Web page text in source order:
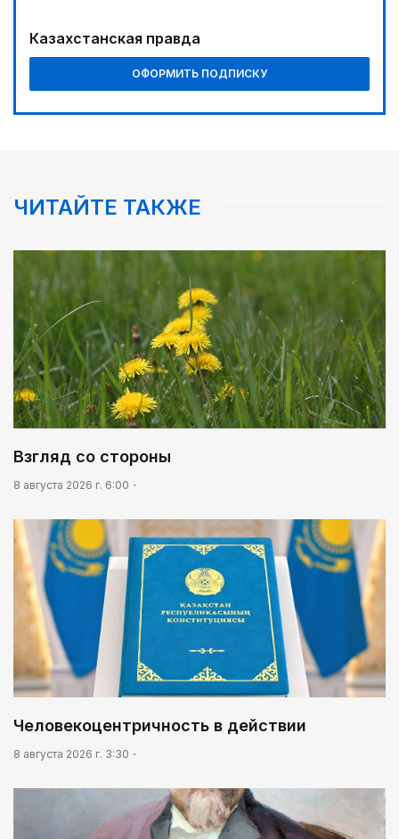
Казахстанская правда
ОФОРМИТЬ ПОДПИСКУ
ЧИТАЙТЕ ТАКЖЕ
Взгляд со стороны
8 августа 2026 г. 6:00
Человекоцентричность в действии
8 августа 2026 г. 3:30